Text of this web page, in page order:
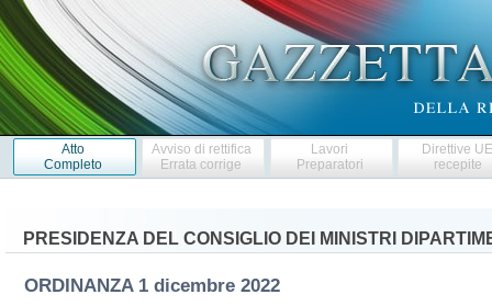
Atto
Completo
Avviso di rettifica
Errata corrige
Lavori
Preparatori
Direttive
recepite
PRESIDENZA DEL CONSIGLIO DEI MINISTRI
ORDINANZA 1 dicembre 2022